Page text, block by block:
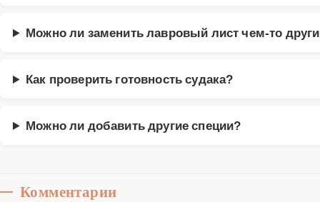
Можно ли заменить лавровый лист чем-то
Как проверить готовность судака?
Можно ли добавить другие специи?
Комментарии